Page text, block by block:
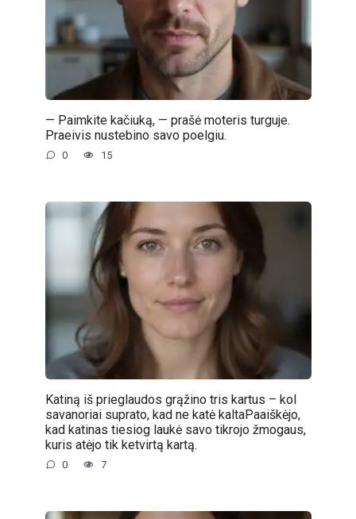
— Paimkite kačiuką, — prašė moteris turguje.
Praeivis nustebino savo poelgiu.
0 15
Katiną iš prieglaudos grąžino tris kartus – kol
savanoriai suprato, kad ne katė kaltaPaaiškėjo,
kad katinas tiesiog laukė savo tikrojo žmogaus,
kuris atėjo tik ketvirtą kartą.
0 7